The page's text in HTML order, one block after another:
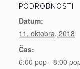
PODROBNOSTI
Datum:
11. oktobra, 2018
Čas:
6:00 pop - 8:00